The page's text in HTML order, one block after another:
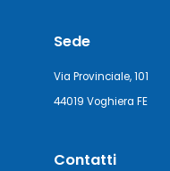
Sede
Via Provinciale, 101
44019 Voghiera FE
Contatti